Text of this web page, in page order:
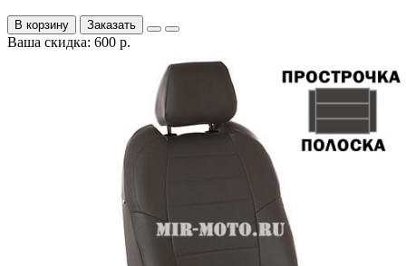
В корзину Заказать
Ваша скидка: 600 р.